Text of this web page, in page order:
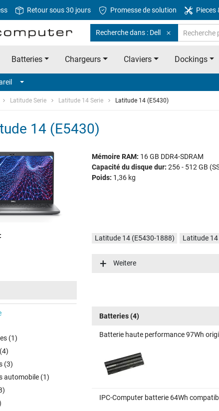
Retour sous 30 jours Promesse de solution Pieces
Recherche dans : Dell
Batteries Chargeurs Claviers Dockings
Latitude Serie Latitude 14 Serie Latitude 14 (E5430)
14 (E5430)
Mémoire RAM: 16 GB DDR4-SDRAM
Capacité du disque dur: 256 - 512 GB
Poids: 1,36 kg
Latitude 14 (E5430-1888) Latitude
Weitere
(1)
(3)
automobile (1)
Batteries(4)
Batterie haute performance 97Wh
IPC-Computer batterie 64Wh